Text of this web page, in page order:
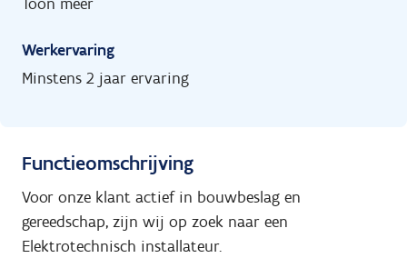
Toon meer
Werkervaring
Minstens 2 jaar ervaring
Functieomschrijving
Voor onze klant actief in bouwbeslag en
gereedschap, zijn wij op zoek naar een
Elektrotechnisch installateur.